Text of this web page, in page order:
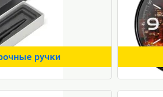
ручки